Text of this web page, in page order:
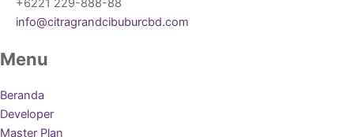
+6221 229-888-88
info@citragrandcibuburcbd.com
Menu
Beranda
Developer
Master Plan